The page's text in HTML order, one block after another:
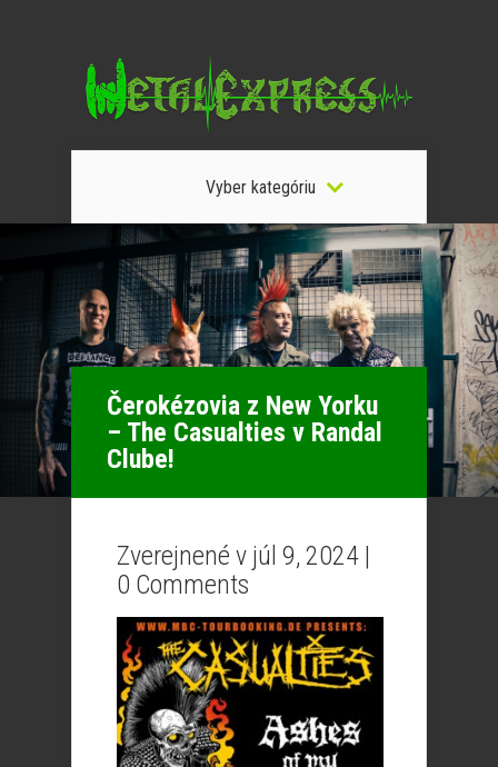
Vyber kategóriu
Čerokézovia z New Yorku
– The Casualties v Randal
Clube!
Zverejnené v júl 9, 2024 |
0 Comments